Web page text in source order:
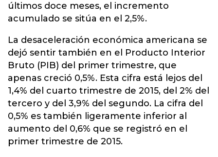
últimos doce meses, el incremento
acumulado se sitúa en el 2,5%.
La desaceleración económica americana se
dejó sentir también en el Producto Interior
Bruto (PIB) del primer trimestre, que
apenas creció 0,5%. Esta cifra está lejos del
1,4% del cuarto trimestre de 2015, del 2% del
tercero y del 3,9% del segundo. La cifra del
0,5% es también ligeramente inferior al
aumento del 0,6% que se registró en el
primer trimestre de 2015.